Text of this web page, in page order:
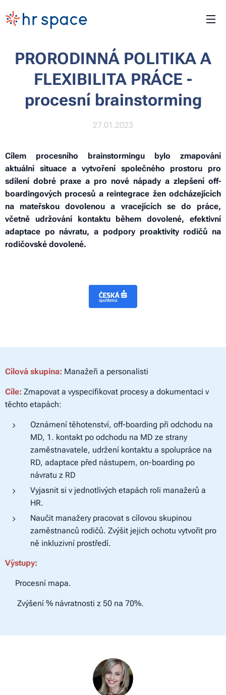
PRORODINNÁ POLITIKA A
FLEXIBILITA PRÁCE -
procesní brainstorming
27.01.2023
Cílem procesního brainstormingu bylo zmapování
aktuální situace a vytvoření společného prostoru pro
sdílení dobré praxe a pro nové nápady a zlepšení off-
boardingových procesů a reintegrace žen odcházejících
na mateřskou dovolenou a vracejících se do práce,
včetně udržování kontaktu během dovolené, efektivní
adaptace po návratu, a podpory proaktivity rodičů na
rodičovské dovolené.
Cílová skupina: Manažeři a personalisti
Cíle: Zmapovat a vyspecifikovat procesy a dokumentaci v
těchto etapách:
Oznámení těhotenství, off-boarding při odchodu na
MD, 1. kontakt po odchodu na MD ze strany
zaměstnavatele, udržení kontaktu a spolupráce na
RD, adaptace před nástupem, on-boarding po
návratu z RD
Vyjasnit si v jednotlivých etapách roli manažerů a
HR.
Naučit manažery pracovat s cílovou skupinou
zaměstnanců rodičů. Zvýšit jejich ochotu vytvořit pro
ně inkluzivní prostředí.
Výstupy:
✔Procesní mapa.
✔ Zvýšení % návratnosti z 50 na 70%.